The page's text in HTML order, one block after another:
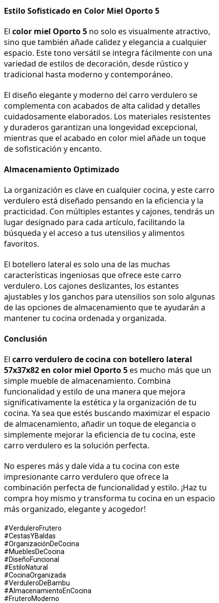
Estilo Sofisticado en Color Miel Oporto 5
El color miel Oporto 5 no solo es visualmente atractivo,
sino que también añade calidez y elegancia a cualquier
espacio. Este tono versátil se integra fácilmente con una
variedad de estilos de decoración, desde rústico y
tradicional hasta moderno y contemporáneo.
El diseño elegante y moderno del carro verdulero se
complementa con acabados de alta calidad y detalles
cuidadosamente elaborados. Los materiales resistentes
y duraderos garantizan una longevidad excepcional,
mientras que el acabado en color miel añade un toque
de sofisticación y encanto.
Almacenamiento Optimizado
La organización es clave en cualquier cocina, y este carro
verdulero está diseñado pensando en la eficiencia y la
practicidad. Con múltiples estantes y cajones, tendrás un
lugar designado para cada artículo, facilitando la
búsqueda y el acceso a tus utensilios y alimentos
favoritos.
El botellero lateral es solo una de las muchas
características ingeniosas que ofrece este carro
verdulero. Los cajones deslizantes, los estantes
ajustables y los ganchos para utensilios son solo algunas
de las opciones de almacenamiento que te ayudarán a
mantener tu cocina ordenada y organizada.
Conclusión
El carro verdulero de cocina con botellero lateral
57x37x82 en color miel Oporto 5 es mucho más que un
simple mueble de almacenamiento. Combina
funcionalidad y estilo de una manera que mejora
significativamente la estética y la organización de tu
cocina. Ya sea que estés buscando maximizar el espacio
de almacenamiento, añadir un toque de elegancia o
simplemente mejorar la eficiencia de tu cocina, este
carro verdulero es la solución perfecta.
No esperes más y dale vida a tu cocina con este
impresionante carro verdulero que ofrece la
combinación perfecta de funcionalidad y estilo. ¡Haz tu
compra hoy mismo y transforma tu cocina en un espacio
más organizado, elegante y acogedor!
#VerduleroFrutero
#CestasYBaldas
#OrganizaciónDeCocina
#MueblesDeCocina
#DiseñoFuncional
#EstiloNatural
#CocinaOrganizada
#VerduleroDeBambu
#AlmacenamientoEnCocina
#FruteroModerno